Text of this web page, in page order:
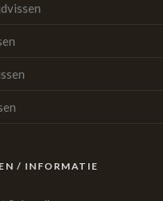
/ INFORMATIE